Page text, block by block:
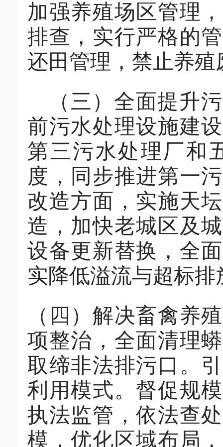
加强养殖场区管理 ，
排查，实行严格的
还田管理，禁止养
（三） 全面提升
前污水处理设施建
第三污水处理厂和
度，同步推进第一
改造方面，实施天
造，加快老城区及
设备更新替换，全
实降低溢流与超标排
（ 四 ）解决畜禽养
项整治，全面清理
取缔非法排污口。
利用模式。督促规
执法监管，依法查
模，优化区域布局